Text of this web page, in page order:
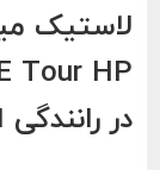
در